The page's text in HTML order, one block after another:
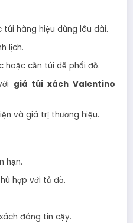
hàng hiệu dùng lâu dài.
lịch.
hoặc cần túi dễ phối đồ.
giá túi xách Valentino
và giá trị thương hiệu.
hạn.
hợp với tủ đồ.
đáng tin cậy.